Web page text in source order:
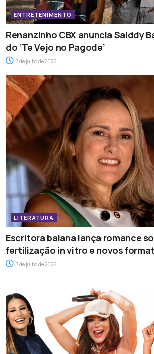
ENTRETENIMENTO
Renanzinho CBX anuncia Saiddy
do ‘Te Vejo no Pagode’
7 de julho de 2026
LITERATURA
Escritora baiana lança romance
fertilização in vitro e novos
7 de julho de 2026